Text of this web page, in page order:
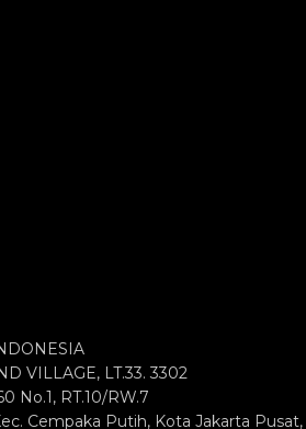
VILLAGE, LT.33. 3302
No.1, RT.10/RW.7
Cempaka Putih, Kota Jakarta Pusat,